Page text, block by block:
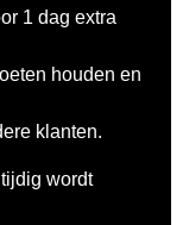
1 dag extra
houden en
klanten.
wordt